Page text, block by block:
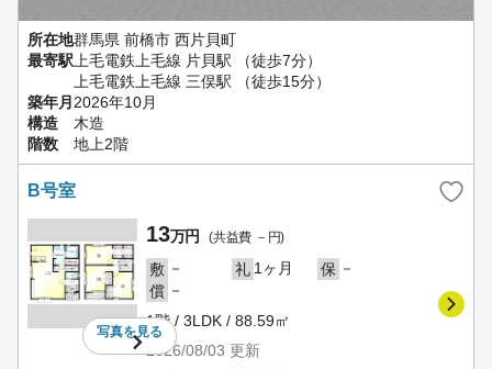
所在地群馬県 前橋市 西片貝町
最寄駅 上毛電鉄上毛線 片貝駅 （徒歩7分）
上毛電鉄上毛線 三俣駅 （徒歩15分）
築年月 2026年10月
構造
木造
階数
地上2階
B号室
写真を見る
13万円 (共益費 －円)
敷 － 礼 1ヶ月 保 －
償 －
1階 / 3LDK / 88.59㎡
2026/08/03 更新